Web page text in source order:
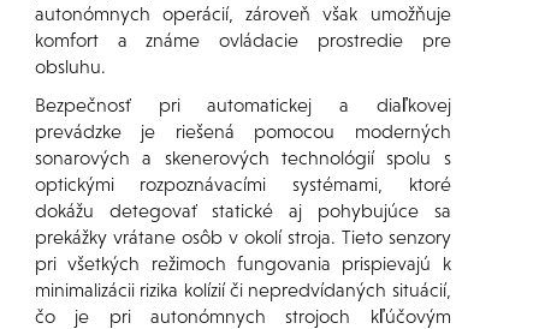
autonómnych operácií, zároveň však umožňuje
komfort a známe ovládacie prostredie pre
obsluhu.
Bezpečnosť pri automatickej a diaľkovej
prevádzke je riešená pomocou moderných
sonarových a skenerových technológií spolu s
optickými rozpoznávacími systémami, ktoré
dokážu detegovať statické aj pohybujúce sa
prekážky vrátane osôb v okolí stroja. Tieto senzory
pri všetkých režimoch fungovania prispievajú k
minimalizácii rizika kolízií či nepredvídaných situácií,
čo je pri autonómnych strojoch kľúčovým